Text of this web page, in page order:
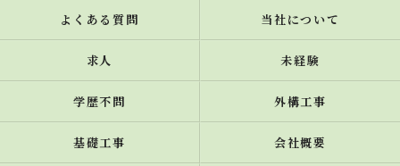
よくある質問 当社について
求人 未経験
学歴不問 外構工事
基礎工事 会社概要